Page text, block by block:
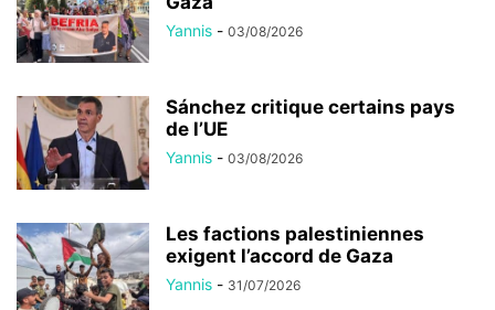
Yannis - 03/08/2026
Sánchez critique certains pays
de l’UE
Yannis - 03/08/2026
Les factions palestiniennes
exigent l’accord de Gaza
Yannis - 31/07/2026